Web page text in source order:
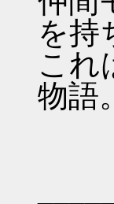
を持
これ
物語。